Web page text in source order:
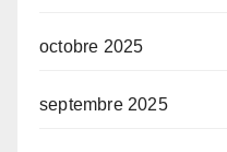
octobre 2025
septembre 2025